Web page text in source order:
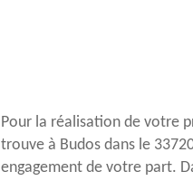
Pour la réalisation de votre
trouve à Budos dans le
engagement de votre part.